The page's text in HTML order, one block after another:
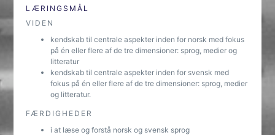
LÆRINGSMÅL
VIDEN
kendskab til centrale aspekter inden for norsk med fokus
på én eller flere af de tre dimensioner: sprog, medier og
litteratur
kendskab til centrale aspekter inden for svensk med
fokus på én eller flere af de tre dimensioner: sprog, medier
og litteratur.
FÆRDIGHEDER
i at læse og forstå norsk og svensk sprog